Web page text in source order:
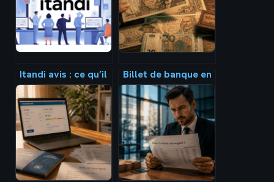
Itandi avis : ce qu’il
faut vraiment
savoir avant de
vous lancer
Billet de banque en
France : comment
l’identifier,
l’échanger ou
estimer sa valeur ?